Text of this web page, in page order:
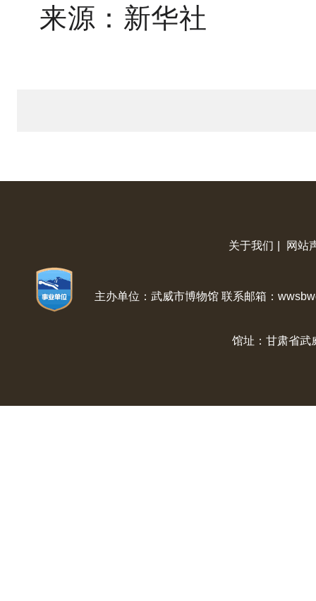
来源：新华社
关于我们 网站
主办单位：武威市博物馆 联系邮箱：
馆址：甘肃省武